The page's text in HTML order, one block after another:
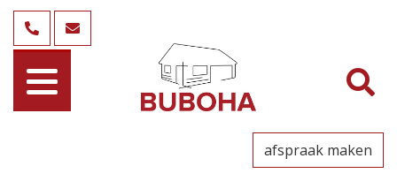
afspraak maken